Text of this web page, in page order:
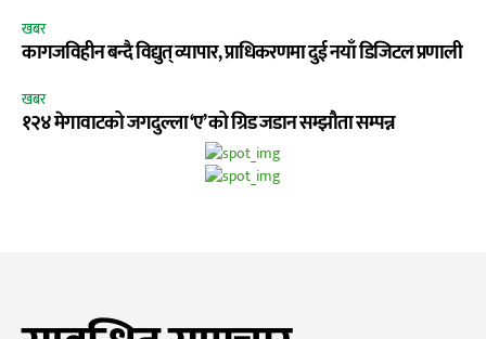
खबर
कागजविहीन बन्दै विद्युत् व्यापार, प्राधिकरणमा दुई नयाँ डिजिटल प्रणाली
खबर
१२४ मेगावाटको जगदुल्ला ‘ए’ को ग्रिड जडान सम्झौता सम्पन्न